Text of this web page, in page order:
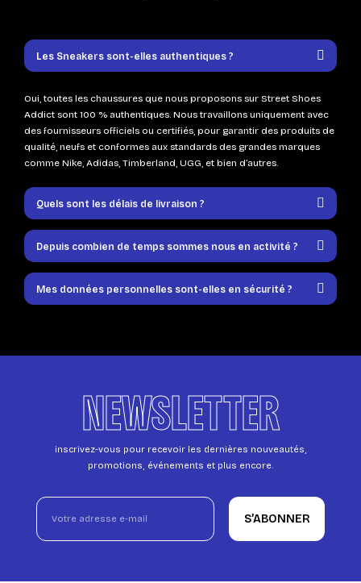
Les Sneakers sont-elles authentiques ?
Oui, toutes les chaussures que nous proposons sur Street Shoes
Addict sont 100 % authentiques. Nous travaillons uniquement avec
des fournisseurs officiels ou certifiés, pour garantir des produits de
qualité, neufs et conformes aux standards des grandes marques
comme Nike, Adidas, Timberland, UGG, et bien d’autres.
Quels sont les délais de livraison ?
Depuis combien de temps sommes nous en activité ?
Mes données personnelles sont-elles en sécurité ?
NEWSLETTER
inscrivez-vous pour recevoir les dernières nouveautés,
promotions, événements et plus encore.
S’ABONNER